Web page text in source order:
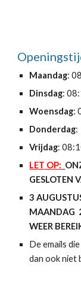
Maandag:
Dinsdag:
Woensdag:
Donderdag:
Vrijdag:
LET OP:
GESLOTEN
3
MAANDAG
WEER
De emails
dan ook niet